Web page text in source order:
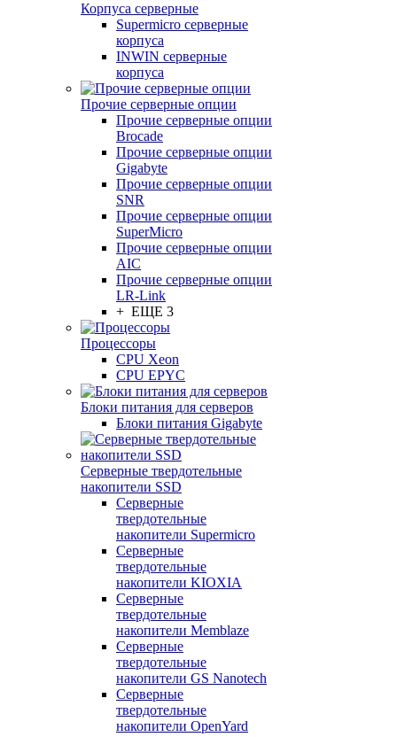
Корпуса серверные
Supermicro серверные
корпуса
INWIN серверные
корпуса
Прочие серверные опции
Прочие серверные опции
Brocade
Прочие серверные опции
Gigabyte
Прочие серверные опции
SNR
Прочие серверные опции
SuperMicro
Прочие серверные опции
AIC
Прочие серверные опции
LR-Link
+ ЕЩЕ 3
Процессоры
CPU Xeon
CPU EPYC
Блоки питания для серверов
Блоки питания Gigabyte
Серверные твердотельные
накопители SSD
Cерверные
твердотельные
накопители Supermicro
Cерверные
твердотельные
накопители KIOXIA
Cерверные
твердотельные
накопители Memblaze
Cерверные
твердотельные
накопители GS Nanotech
Серверные
твердотельные
накопители OpenYard